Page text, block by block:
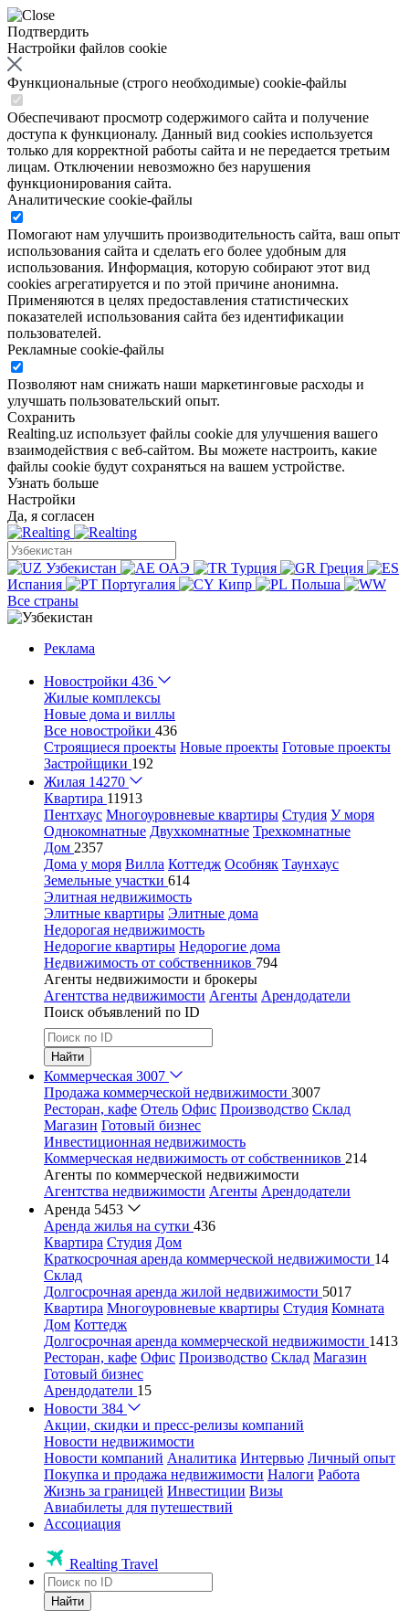
Подтвердить
Настройки файлов cookie
Функциональные (строго необходимые) cookie-файлы
Обеспечивают просмотр содержимого сайта и получение
доступа к функционалу. Данный вид cookies используется
только для корректной работы сайта и не передается третьим
лицам. Отключении невозможно без нарушения
функционирования сайта.
Аналитические cookie-файлы
Помогают нам улучшить производительность сайта, ваш опыт
использования сайта и сделать его более удобным для
использования. Информация, которую собирают этот вид
cookies агрегатируется и по этой причине анонимна.
Применяются в целях предоставления статистических
показателей использования сайта без идентификации
пользователей.
Рекламные cookie-файлы
Позволяют нам снижать наши маркетинговые расходы и
улучшать пользовательский опыт.
Сохранить
Realting.uz использует файлы cookie для улучшения вашего
взаимодействия с веб-сайтом. Вы можете настроить, какие
файлы cookie будут сохраняться на вашем устройстве.
Узнать больше
Настройки
Да, я согласен
Узбекистан ОАЭ Турция
Греция
Испания
Португалия Кипр
Польша
Все страны
Реклама
Новостройки 436
Жилые комплексы
Новые дома и виллы
Все новостройки 436
Строящиеся проекты Новые проекты Готовые проекты
Застройщики 192
Жилая 14270
Квартира 11913
Пентхаус Многоуровневые квартиры Студия У моря
Однокомнатные Двухкомнатные Трехкомнатные
Дом 2357
Дома у моря Вилла Коттедж Особняк Таунхаус
Земельные участки 614
Элитная недвижимость
Элитные квартиры Элитные дома
Недорогая недвижимость
Недорогие квартиры Недорогие дома
Недвижимость от собственников 794
Агенты недвижимости и брокеры
Агентства недвижимости Агенты Арендодатели
Поиск объявлений по ID
Найти
Коммерческая 3007
Продажа коммерческой недвижимости 3007
Ресторан, кафе Отель Офис Производство Склад
Магазин Готовый бизнес
Инвестиционная недвижимость
Коммерческая недвижимость от собственников 214
Агенты по коммерческой недвижимости
Агентства недвижимости Агенты Арендодатели
Аренда 5453
Аренда жилья на сутки 436
Квартира Студия Дом
Краткосрочная аренда коммерческой недвижимости 14
Склад
Долгосрочная аренда жилой недвижимости 5017
Квартира Многоуровневые квартиры Студия Комната
Дом Коттедж
Долгосрочная аренда коммерческой недвижимости 1413
Ресторан, кафе Офис Производство Склад Магазин
Готовый бизнес
Арендодатели 15
Новости 384
Акции, скидки и пресс-релизы компаний
Новости недвижимости
Новости компаний Аналитика Интервью Личный опыт
Покупка и продажа недвижимости Налоги Работа
Жизнь за границей Инвестиции Визы
Авиабилеты для путешествий
Ассоциация
Realting Travel
Найти